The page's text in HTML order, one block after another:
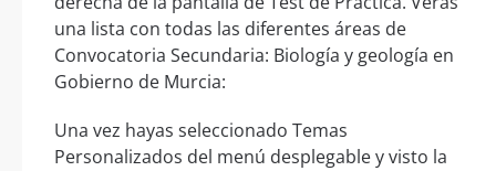
una lista con todas las diferentes áreas de
Convocatoria Secundaria: Biología y geología en
Gobierno de Murcia:
Una vez hayas seleccionado Temas
Personalizados del menú desplegable y visto la